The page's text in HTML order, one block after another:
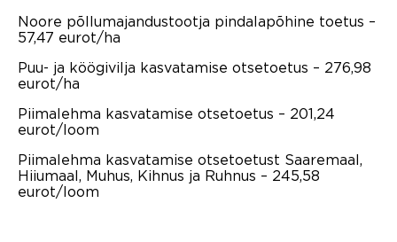
Noore põllumajandustootja pindalapõhine toetus –
57,47 eurot/ha
Puu- ja köögivilja kasvatamise otsetoetus – 276,98
eurot/ha
Piimalehma kasvatamise otsetoetus – 201,24
eurot/loom
Piimalehma kasvatamise otsetoetust Saaremaal,
Hiiumaal, Muhus, Kihnus ja Ruhnus – 245,58
eurot/loom